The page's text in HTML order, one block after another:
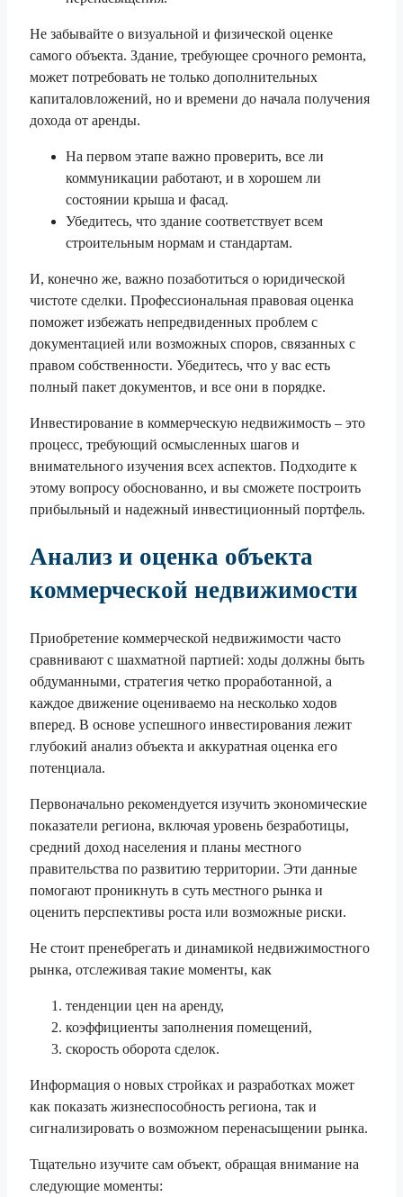
Не забывайте о визуальной и физической оценке
самого объекта. Здание, требующее срочного ремонта,
может потребовать не только дополнительных
капиталовложений, но и времени до начала получения
дохода от аренды.
На первом этапе важно проверить, все ли
коммуникации работают, и в хорошем ли
состоянии крыша и фасад.
Убедитесь, что здание соответствует всем
строительным нормам и стандартам.
И, конечно же, важно позаботиться о юридической
чистоте сделки. Профессиональная правовая оценка
поможет избежать непредвиденных проблем с
документацией или возможных споров, связанных с
правом собственности. Убедитесь, что у вас есть
полный пакет документов, и все они в порядке.
Инвестирование в коммерческую недвижимость – это
процесс, требующий осмысленных шагов и
внимательного изучения всех аспектов. Подходите к
этому вопросу обоснованно, и вы сможете построить
прибыльный и надежный инвестиционный портфель.
Анализ и оценка объекта
коммерческой недвижимости
Приобретение коммерческой недвижимости часто
сравнивают с шахматной партией: ходы должны быть
обдуманными, стратегия четко проработанной, а
каждое движение оцениваемо на несколько ходов
вперед. В основе успешного инвестирования лежит
глубокий анализ объекта и аккуратная оценка его
потенциала.
Первоначально рекомендуется изучить экономические
показатели региона, включая уровень безработицы,
средний доход населения и планы местного
правительства по развитию территории. Эти данные
помогают проникнуть в суть местного рынка и
оценить перспективы роста или возможные риски.
Не стоит пренебрегать и динамикой недвижимостного
рынка, отслеживая такие моменты, как
тенденции цен на аренду,
коэффициенты заполнения помещений,
скорость оборота сделок.
Информация о новых стройках и разработках может
как показать жизнеспособность региона, так и
сигнализировать о возможном перенасыщении рынка.
Тщательно изучите сам объект, обращая внимание на
следующие моменты: